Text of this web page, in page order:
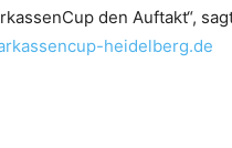
den Auftakt“,
heidelberg.de